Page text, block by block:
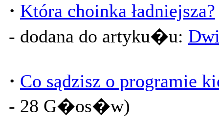
· Która choinka ładniejsza?
- dodana do artyku�u:
· Co sądzisz o programie
- 28 G�os�w)